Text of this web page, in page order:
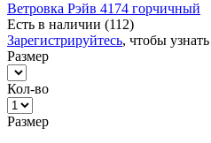
Ветровка Рэйв 4174 горчичный
Есть в наличии (112)
Зарегистрируйтесь, чтобы
Размер
Кол-во
Размер